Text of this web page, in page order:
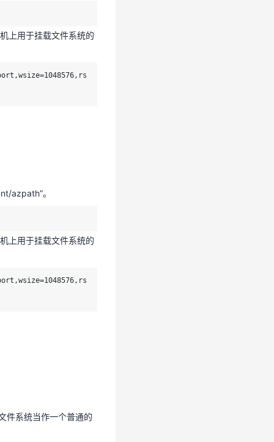
azpath”。
上用于挂载文件系统的
件系统当作一个普通的
上用于挂载文件系统的
azpath”。
上用于挂载文件系统的
件系统当作一个普通的